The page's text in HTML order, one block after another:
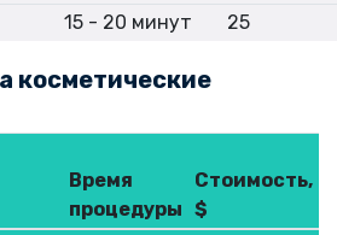
15 - 20 минут 25
косметические
Время
процедуры
Стоимость,
$